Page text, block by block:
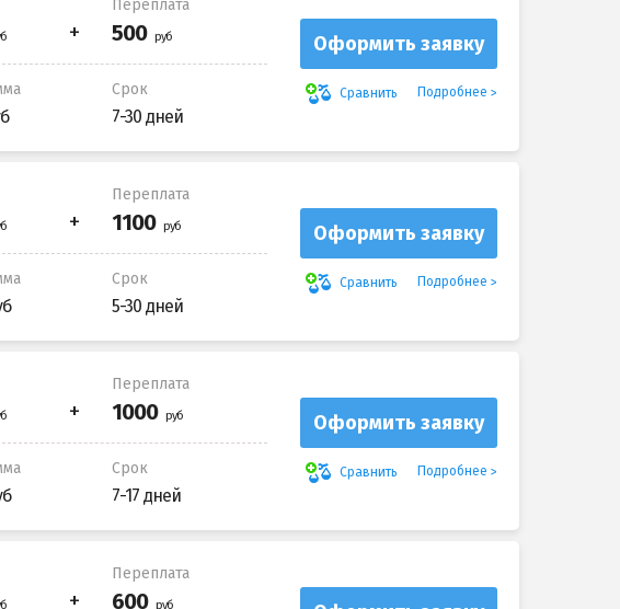
Переплата
Срок
7-30 дней
Оформить заявку
Сравнить Подробнее
Переплата
Срок
5-30 дней
Оформить заявку
Сравнить Подробнее
Переплата
Срок
7-17 дней
Оформить заявку
Сравнить Подробнее
Переплата